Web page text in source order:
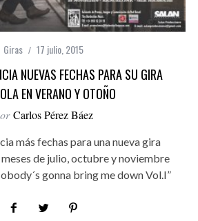
Giras 17 julio, 2015
NUEVAS FECHAS PARA SU GIRA
EN VERANO Y OTOÑO
Carlos Pérez Báez
más fechas para una nueva gira
de julio, octubre y noviembre
gonna bring me down Vol.I”